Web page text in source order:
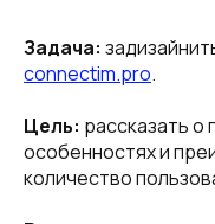
Задача:
connectim.pro.
Цель: рассказать о
особенностях и
количество